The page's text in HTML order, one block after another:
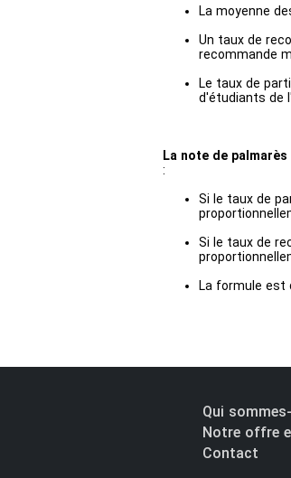
La moyenne
Un taux de
recommande
Le taux de
d'étudiants de
La note de palmarès
:
Si le taux de
Si le taux de
La formule est
Qui
Notre offre
Contact